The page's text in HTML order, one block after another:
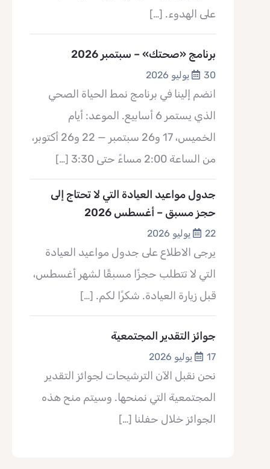
على الهدوء. […]
برنامج «صحتك» – سبتمبر 2026
30 يوليو 2026
انضم إلينا في برنامج نمط الحياة الصحي
الذي يستمر 6 أسابيع. الموعد: أيام
الخميس، 17 و26 سبتمبر — 22 و26 أكتوبر،
من الساعة 2:00 مساءً حتى 3:30
[…]
جدول مواعيد العيادة التي لا تحتاج إلى
حجز مسبق – أغسطس 2026
22 يوليو 2026
يرجى الاطلاع على جدول مواعيد العيادة
التي لا تتطلب حجزًا مسبقًا لشهر أغسطس،
قبل زيارة العيادة. شكرًا لكم. […]
جوائز التقدير المجتمعية
17 يوليو 2026
نحن نقبل الآن الترشيحات لجوائز التقدير
المجتمعية التي نمنحها. وسيتم منح هذه
الجوائز خلال حفلنا […]